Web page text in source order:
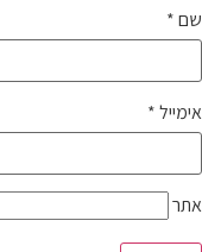
שם*
אימייל*
אתר